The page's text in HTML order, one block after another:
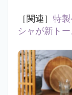
［関連］ 特
シャが新ト